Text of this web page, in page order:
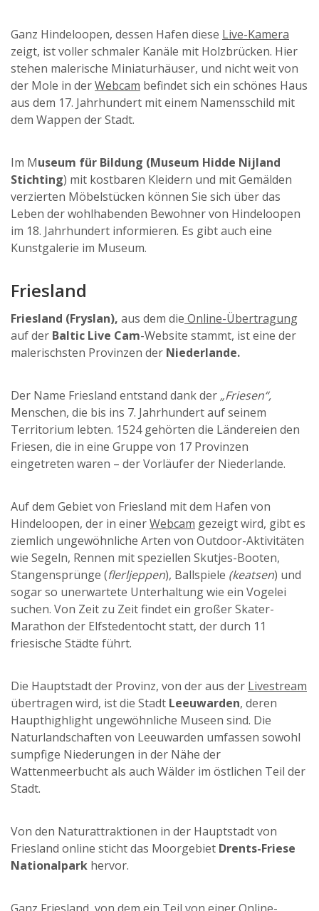
Ganz Hindeloopen, dessen Hafen diese Live-Kamera
zeigt, ist voller schmaler Kanäle mit Holzbrücken. Hier
stehen malerische Miniaturhäuser, und nicht weit von
der Mole in derWebcam befindet sich ein schönes Haus
aus dem 17. Jahrhundert mit einem Namensschild mit
dem Wappen der Stadt.
Im Museum für Bildung (Museum Hidde Nijland
Stichting) mit kostbaren Kleidern und mit Gemälden
verzierten Möbelstücken können Sie sich über das
Leben der wohlhabenden Bewohner von Hindeloopen
im 18. Jahrhundert informieren. Es gibt auch eine
Kunstgalerie im Museum.
Friesland
Friesland (Fryslan), aus dem die Online-Übertragung
auf der Baltic Live Cam-Website stammt, ist eine der
malerischsten Provinzen der Niederlande.
Der Name Friesland entstand dank der „Friesen“,
Menschen, die bis ins 7. Jahrhundert auf seinem
Territorium lebten. 1524 gehörten die Ländereien den
Friesen, die in eine Gruppe von 17 Provinzen
eingetreten waren – der Vorläufer der Niederlande.
Auf dem Gebiet von Friesland mit dem Hafen von
Hindeloopen, der in einerWebcam gezeigt wird, gibt es
ziemlich ungewöhnliche Arten von Outdoor-Aktivitäten
wie Segeln, Rennen mit speziellen Skutjes-Booten,
Stangensprünge (flerljeppen), Ballspiele (keatsen) und
sogar so unerwartete Unterhaltung wie ein Vogelei
suchen. Von Zeit zu Zeit findet ein großer Skater-
Marathon der Elfstedentocht statt, der durch 11
friesische Städte führt.
Die Hauptstadt der Provinz, von der aus der Livestream
übertragen wird, ist die Stadt Leeuwarden, deren
Haupthighlight ungewöhnliche Museen sind. Die
Naturlandschaften von Leeuwarden umfassen sowohl
sumpfige Niederungen in der Nähe der
Wattenmeerbucht als auch Wälder im östlichen Teil der
Stadt.
Von den Naturattraktionen in der Hauptstadt von
Friesland online sticht das Moorgebiet Drents-Friese
Nationalpark hervor.
Ganz Friesland, von dem ein Teil von einerOnline-